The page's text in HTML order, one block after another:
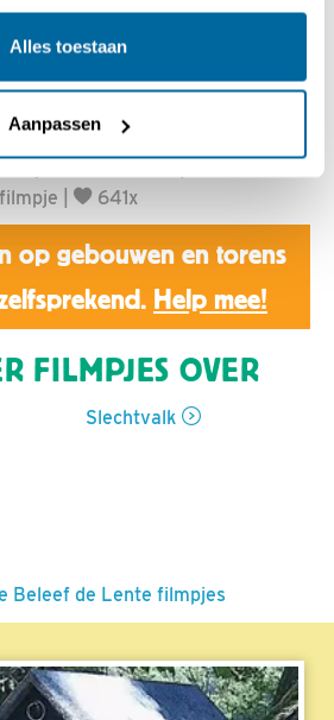
Alles toestaan
Aanpassen
te zien
641x
op gebouwen en torens
Help mee!
FILMPJES OVER
Slechtvalk
Beleef de Lente filmpjes